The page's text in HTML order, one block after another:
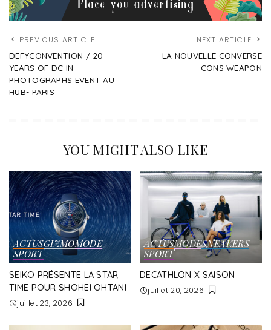
PREVIOUS ARTICLE
DEFYCONVENTION / 20
YEARS OF DC IN
PHOTOGRAPHS EVENT AU
HUB- PARIS
NEXT ARTICLE
LA NOUVELLE CONVERSE
CONS WEAPON
YOU MIGHT ALSO LIKE
ACTUSGIZMOMODE
SPORT
SEIKO PRÉSENTE LA STAR
TIME POUR SHOHEI OHTANI
juillet 23, 2026
ACTUSMODESNEAKERS
SPORT
DECATHLON X SAISON
juillet 20, 2026